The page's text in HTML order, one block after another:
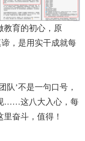
育的初心，原
，是用实干成就每
’不是一句口号，
……这八大入心，每
奋斗，值得！